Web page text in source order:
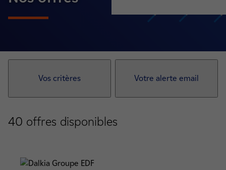
Vos critères Votre alerte email
40 offres disponibles